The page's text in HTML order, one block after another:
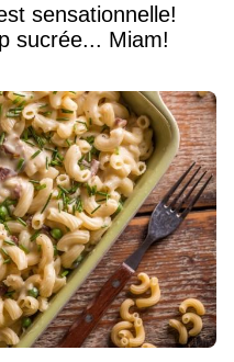
sensationnelle!
sucrée... Miam!